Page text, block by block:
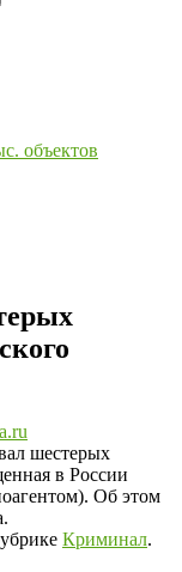
объектов
шестерых
в России
Об этом
Криминал.